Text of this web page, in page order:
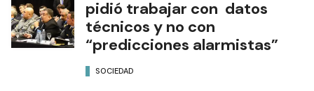
pidió trabajar con datos
técnicos y no con
“predicciones alarmistas”
SOCIEDAD